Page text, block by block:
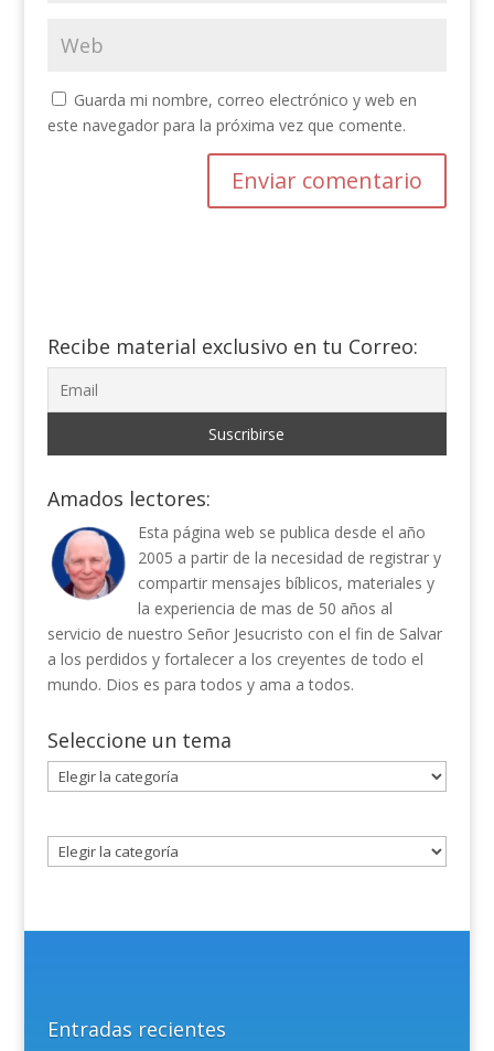
Guarda mi nombre, correo electrónico y web en
este navegador para la próxima vez que comente.
Recibe material exclusivo en tu Correo:
Amados lectores:
Esta página web se publica desde el año
2005 a partir de la necesidad de registrar y
compartir mensajes bíblicos, materiales y
la experiencia de mas de 50 años al
servicio de nuestro Señor Jesucristo con el fin de Salvar
a los perdidos y fortalecer a los creyentes de todo el
mundo. Dios es para todos y ama a todos.
Seleccione un tema
Seleccione
un
Entradas recientes